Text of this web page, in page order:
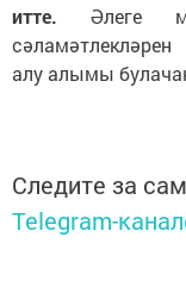
итте. Әлеге
алу алымы
Следите за
Telegram-